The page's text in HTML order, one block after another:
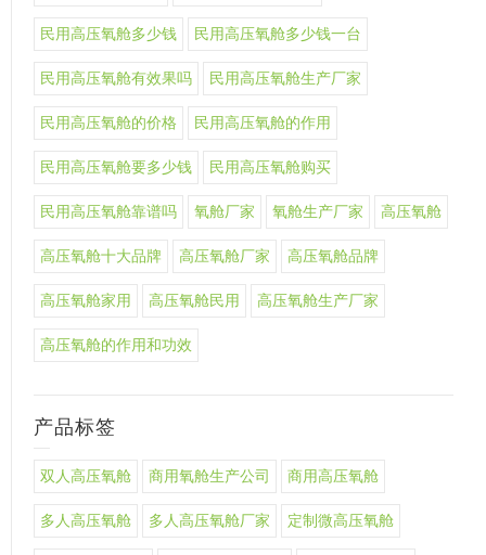
民用高压氧舱多少钱 民用高压氧舱多少钱一台
民用高压氧舱有效果吗 民用高压氧舱生产厂家
民用高压氧舱的价格 民用高压氧舱的作用
民用高压氧舱要多少钱 民用高压氧舱购买
民用高压氧舱靠谱吗 氧舱厂家 氧舱生产厂家 高压氧舱
高压氧舱十大品牌 高压氧舱厂家 高压氧舱品牌
高压氧舱家用 高压氧舱民用 高压氧舱生产厂家
高压氧舱的作用和功效
产品标签
双人高压氧舱 商用氧舱生产公司 商用高压氧舱
多人高压氧舱 多人高压氧舱厂家 定制微高压氧舱